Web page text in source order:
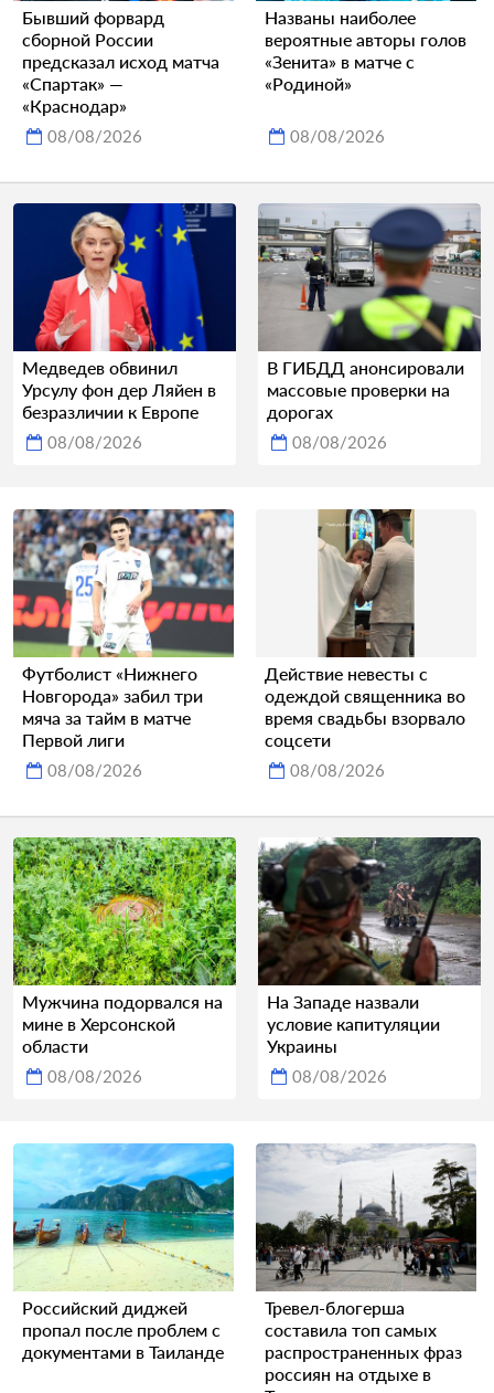
Бывший форвард
сборной России
предсказал исход матча
«Спартак» —
«Краснодар»
08/08/2026
Названы наиболее
вероятные авторы голов
«Зенита» в матче с
«Родиной»
08/08/2026
Медведев обвинил
Урсулу фон дер Ляйен в
безразличии к Европе
08/08/2026
В ГИБДД анонсировали
массовые проверки на
дорогах
08/08/2026
Футболист «Нижнего
Новгорода» забил три
мяча за тайм в матче
Первой лиги
08/08/2026
Действие невесты с
одеждой священника во
время свадьбы взорвало
соцсети
08/08/2026
Мужчина подорвался на
мине в Херсонской
области
08/08/2026
На Западе назвали
условие капитуляции
Украины
08/08/2026
Российский диджей
пропал после проблем с
документами в Таиланде
Тревел-блогерша
составила топ самых
распространенных фраз
россиян на отдыхе в